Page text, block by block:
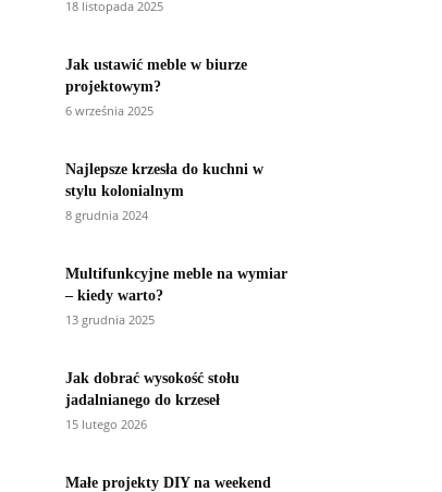
18 listopada 2025
Jak ustawić meble w biurze
projektowym?
6 września 2025
Najlepsze krzesła do kuchni w
stylu kolonialnym
8 grudnia 2024
Multifunkcyjne meble na wymiar
– kiedy warto?
13 grudnia 2025
Jak dobrać wysokość stołu
jadalnianego do krzeseł
15 lutego 2026
Małe projekty DIY na weekend